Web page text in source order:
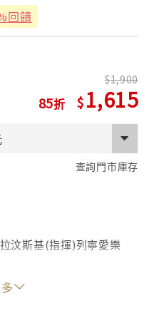
回饋
85
1,900
1,615
查詢門市庫存
汶斯基(指揮)列寧愛樂